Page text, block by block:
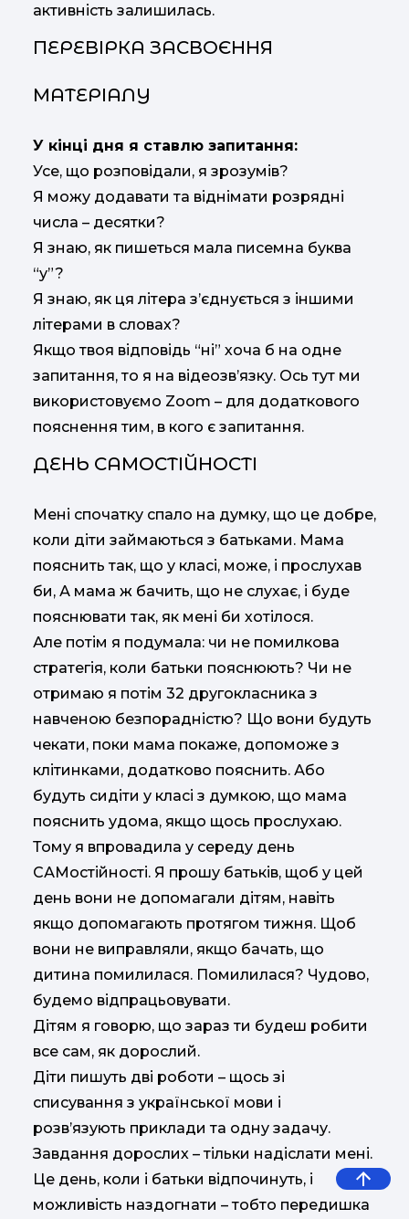
активність залишилась.
ПЕРЕВІРКА ЗАСВОЄННЯ
МАТЕРІАЛУ
У кінці дня я ставлю запитання:
Усе, що розповідали, я зрозумів?
Я можу додавати та віднімати розрядні
числа – десятки?
Я знаю, як пишеться мала писемна буква
“у”?
Я знаю, як ця літера з’єднується з іншими
літерами в словах?
Якщо твоя відповідь “ні” хоча б на одне
запитання, то я на відеозв’язку. Ось тут ми
використовуємо Zoom – для додаткового
пояснення тим, в кого є запитання.
ДЕНЬ САМОСТІЙНОСТІ
Мені спочатку спало на думку, що це добре,
коли діти займаються з батьками. Мама
пояснить так, що у класі, може, і прослухав
би, А мама ж бачить, що не слухає, і буде
пояснювати так, як мені би хотілося.
Але потім я подумала: чи не помилкова
стратегія, коли батьки пояснюють? Чи не
отримаю я потім 32 другокласника з
навченою безпорадністю? Що вони будуть
чекати, поки мама покаже, допоможе з
клітинками, додатково пояснить. Або
будуть сидіти у класі з думкою, що мама
пояснить удома, якщо щось прослухаю.
Тому я впровадила у середу день
САМостійності. Я прошу батьків, щоб у цей
день вони не допомагали дітям, навіть
якщо допомагають протягом тижня. Щоб
вони не виправляли, якщо бачать, що
дитина помилилася. Помилилася? Чудово,
будемо відпрацьовувати.
Дітям я говорю, що зараз ти будеш робити
все сам, як дорослий.
Діти пишуть дві роботи – щось зі
списування з української мови і
розв’язують приклади та одну задачу.
Завдання дорослих – тільки надіслати мені.
Це день, коли і батьки відпочинуть, і
можливість наздогнати – тобто передишка